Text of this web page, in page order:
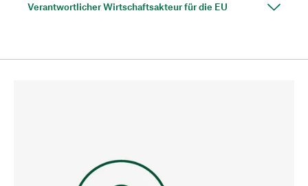
Verantwortlicher Wirtschaftsakteur für die EU